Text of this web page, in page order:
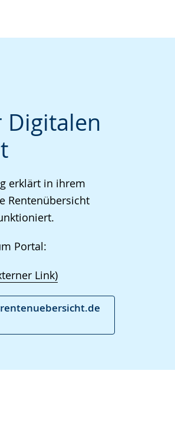
Digitalen
erklärt in ihrem
Rentenübersicht
Portal:
Link)